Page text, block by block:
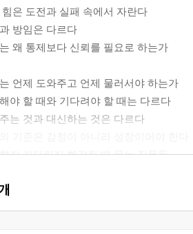
은 도전과 실패 속에서 자란다
방임은 다르다
왜 통제보다 신뢰를 필요로 하는가
언제 도와주고 언제 물러서야 하는가
야 할 때와 기다려야 할 때는 다르다
는 것과 대신하는 것은 다르다
지 기다릴지 헷갈릴 때 묻는 질문들
자기 몫을 감당하며 자란다